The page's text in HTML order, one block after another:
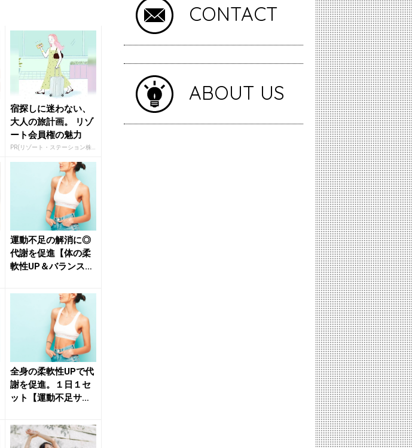
宿探しに迷わない、
大人の旅計画。 リゾ
ート会員権の魅力
運動不足の解消に◎
代謝を促進【体の柔
軟性UP＆バランスキ
慣 ...
全身の柔軟性UPで代
謝を促進。１日１セ
ット【運動不足サイ
習慣 ...
CONTACT
ABOUT US